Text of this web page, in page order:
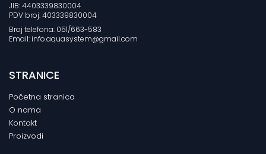
JIB: 4403339830004
PDV broj: 403339830004
Broj telefona: 051/663-583
Email: info.aquasystem@gmail.com
STRANICE
Početna stranica
O nama
Kontakt
Proizvodi